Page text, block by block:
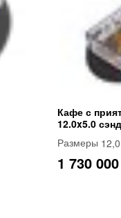
Кафе с
12.0x5.0
Размеры
1 730